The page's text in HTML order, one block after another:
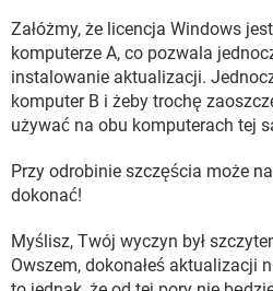
Załóżmy, że licencja Windows
komputerze A, co pozwala
instalowanie aktualizacji.
komputer B i żeby trochę
używać na obu komputerach tej
Przy odrobinie szczęścia może
dokonać!
Myślisz, Twój wyczyn był
Owszem, dokonałeś aktualizacji